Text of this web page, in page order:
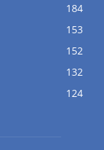
184
153
152
132
124